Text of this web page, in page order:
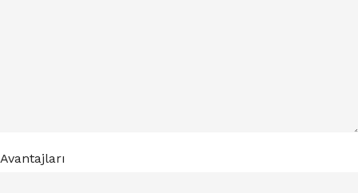
Avantajları